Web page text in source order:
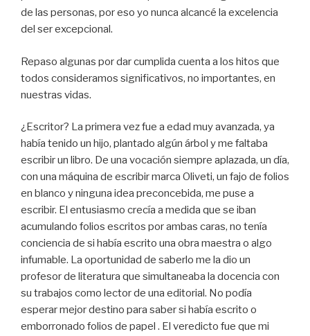
de las personas, por eso yo nunca alcancé la excelencia
del ser excepcional.
Repaso algunas por dar cumplida cuenta a los hitos que
todos consideramos significativos, no importantes, en
nuestras vidas.
¿Escritor? La primera vez fue a edad muy avanzada, ya
había tenido un hijo, plantado algún árbol y me faltaba
escribir un libro. De una vocación siempre aplazada, un día,
con una máquina de escribir marca Oliveti, un fajo de folios
en blanco y ninguna idea preconcebida, me puse a
escribir. El entusiasmo crecía a medida que se iban
acumulando folios escritos por ambas caras, no tenía
conciencia de si había escrito una obra maestra o algo
infumable. La oportunidad de saberlo me la dio un
profesor de literatura que simultaneaba la docencia con
su trabajos como lector de una editorial. No podía
esperar mejor destino para saber si había escrito o
emborronado folios de papel . El veredicto fue que mi